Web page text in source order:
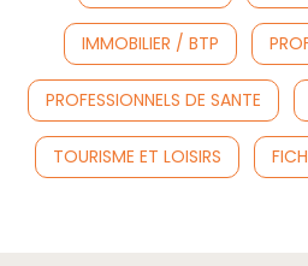
IMMOBILIER / BTP
PROFESSIONNELS DE SANTE
TOURISME ET LOISIRS